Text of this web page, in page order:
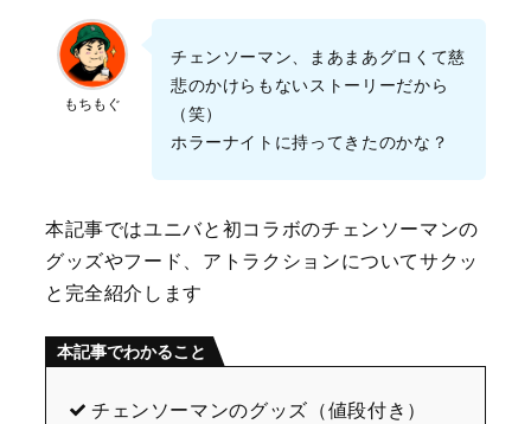
もちもぐ
チェンソーマン、まあまあグロくて慈
悲のかけらもないストーリーだから
（笑）
ホラーナイトに持ってきたのかな？
本記事ではユニバと初コラボのチェンソーマンの
グッズやフード、アトラクションについてサクッ
と完全紹介します
本記事でわかること
チェンソーマンのグッズ（値段付き）